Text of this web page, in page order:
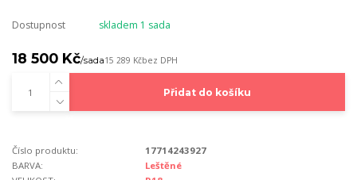
Dostupnost skladem 1 sada
18 500 Kč/sada15 289 Kčbez DPH
Přidat do košíku
Číslo produktu:
17714243927
BARVA:
Leštěné